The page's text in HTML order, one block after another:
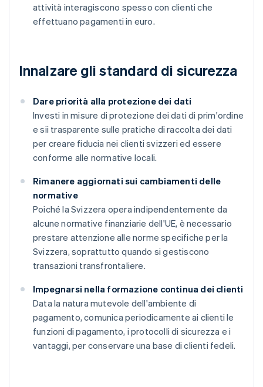
attività interagiscono spesso con clienti che
effettuano pagamenti in euro.
Innalzare gli standard di sicurezza
Dare priorità alla protezione dei dati
Investi in misure di protezione dei dati di prim'ordine
e sii trasparente sulle pratiche di raccolta dei dati
per creare fiducia nei clienti svizzeri ed essere
conforme alle normative locali.
Rimanere aggiornati sui cambiamenti delle
normative
Poiché la Svizzera opera indipendentemente da
alcune normative finanziarie dell'UE, è necessario
prestare attenzione alle norme specifiche per la
Svizzera, soprattutto quando si gestiscono
transazioni transfrontaliere.
Impegnarsi nella formazione continua dei clienti
Data la natura mutevole dell'ambiente di
pagamento, comunica periodicamente ai clienti le
funzioni di pagamento, i protocolli di sicurezza e i
vantaggi, per conservare una base di clienti fedeli.